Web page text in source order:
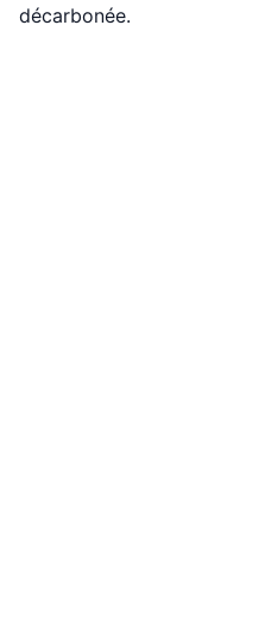
décarbonée.